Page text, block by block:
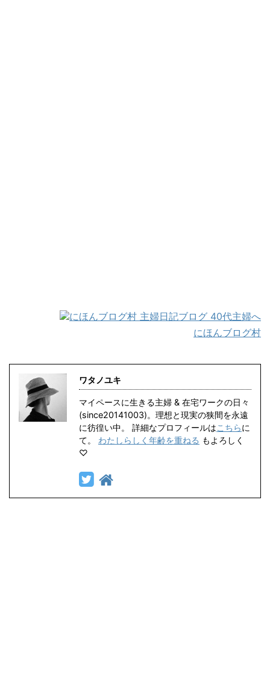
にほんブログ村
ワタノユキ
マイペースに生きる主婦 & 在宅ワークの日々
(since20141003)。理想と現実の狭間を永遠
に彷徨い中。 詳細なプロフィールはこちらに
て。 わたしらしく年齢を重ねる もよろしく
♡